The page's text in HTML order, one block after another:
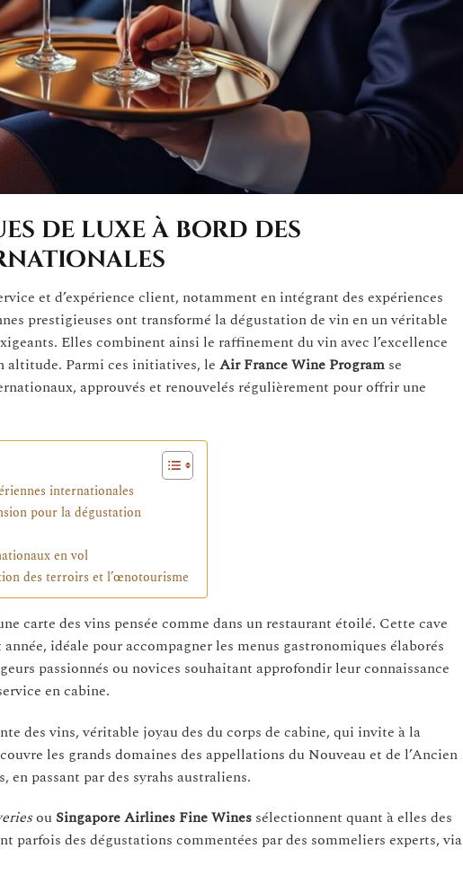
de luxe à bord des
et d’expérience client, notamment en intégrant des expériences
prestigieuses ont transformé la dégustation de vin en un véritable
Elles combinent ainsi le raffinement du vin avec l’excellence
altitude. Parmi ces initiatives, le Air France Wine Program se
approuvés et renouvelés régulièrement pour offrir une
internationales
pour la dégustation
en vol
des terroirs et l’œnotourisme
carte des vins pensée comme dans un restaurant étoilé. Cette cave
idéale pour accompagner les menus gastronomiques élaborés
passionnés ou novices souhaitant approfondir leur connaissance
en cabine.
des vins, véritable joyau des du corps de cabine, qui invite à la
les grands domaines des appellations du Nouveau et de l’Ancien
passant par des syrahs australiens.
ou Singapore Airlines Fine Wines sélectionnent quant à elles des
parfois des dégustations commentées par des sommeliers experts, via